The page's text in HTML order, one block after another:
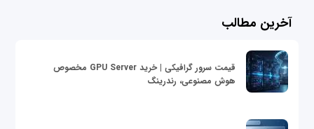
آخرین مطالب
قیمت سرور گرافیکی | خرید GPU Server مخصوص
هوش مصنوعی، رندرینگ